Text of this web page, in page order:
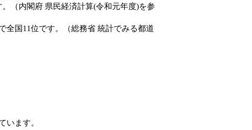
（内閣府 県民経済計算(令和元年度)を参
全国11位です。（総務省 統計でみる都道
います。